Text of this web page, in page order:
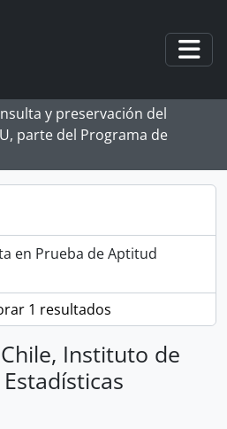
y preservación del
parte del Programa de
en Prueba de Aptitud
1 resultados
Instituto de